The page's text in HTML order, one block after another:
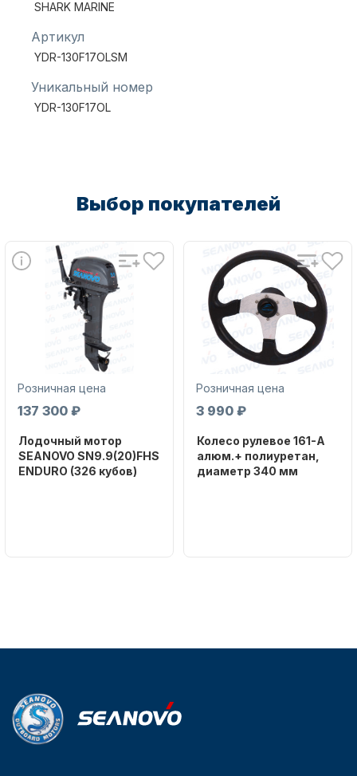
Подобрать запчасти для
лодочных моторов
SHARK MARINE
Артикул
YDR-130F17OLSM
Уникальный номер
YDR-130F17OL
Выбор покупателей
Розничная цена
137 300 ₽
Лодочный мотор
SEANOVO SN9.9(20)FHS
ENDURO (326 кубов)
Розничная цена
3 990 ₽
Колесо рулевое 161-A
алюм.+ полиуретан,
диаметр 340 мм